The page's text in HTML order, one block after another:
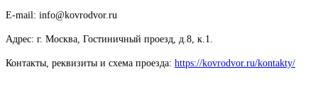
E-mail: info@kovrodvor.ru
Адрес: г. Москва, Гостиничный проезд, д.8, к.1.
Контакты, реквизиты и схема проезда: https://kovrodvor.ru/kontakty/